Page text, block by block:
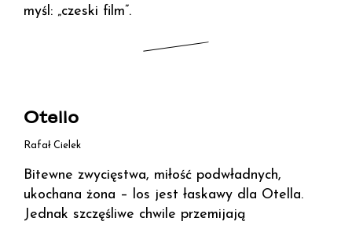
myśl: „czeski film”.
Otello
Rafał Cielek
Bitewne zwycięstwa, miłość podwładnych,
ukochana żona – los jest łaskawy dla Otella.
Jednak szczęśliwe chwile przemijają